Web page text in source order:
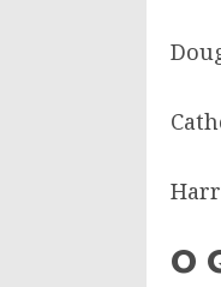
O